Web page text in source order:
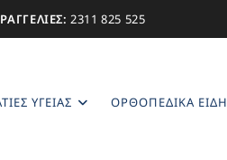
2311 825 525
ΥΓΕΊΑΣ ΟΡΘΟΠΕΔΙΚΑ ΕΙΔΗ